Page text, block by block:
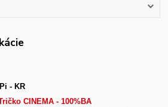
- KR
CINEMA - 100%BA